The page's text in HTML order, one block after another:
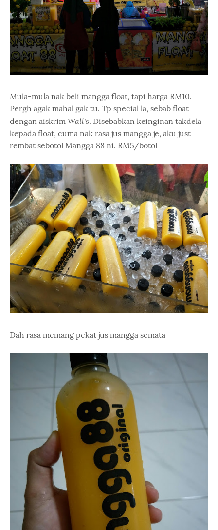
Mula-mula nak beli mangga float, tapi harga RM10.
Pergh agak mahal gak tu. Tp special la, sebab float
dengan aiskrim Wall's. Disebabkan keinginan takdela
kepada float, cuma nak rasa jus mangga je, aku just
rembat sebotol Mangga 88 ni. RM5/botol
Dah rasa memang pekat jus mangga semata